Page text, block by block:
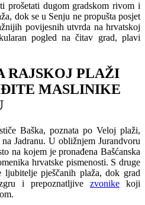
prošetati dugom gradskom rivom i
dok se u Senju ne propušta posjet
povijesnih utvrda na hrvatskoj
pogled na čitav grad, plavi
RAJSKOJ PLAŽI
MASLINIKE
Baška, poznata po Veloj plaži,
Jadranu. U obližnjem Jurandvoru
na kojem je pronađena Bašćanska
hrvatske pismenosti. S druge
ljubitelje pješčanih plaža, dok grad
i prepoznatljive zvonike koji